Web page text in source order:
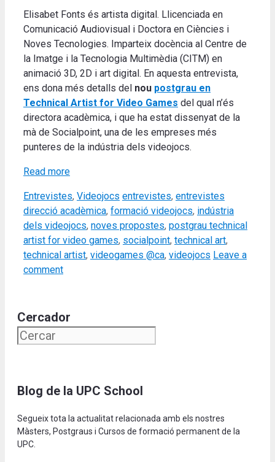
Elisabet Fonts és artista digital. Llicenciada en
Comunicació Audiovisual i Doctora en Ciències i
Noves Tecnologies. Imparteix docència al Centre de
la Imatge i la Tecnologia Multimèdia (CITM) en
animació 3D, 2D i art digital. En aquesta entrevista,
ens dona més detalls del nou postgrau en
Technical Artist for Video Games del qual n’és
directora acadèmica, i que ha estat dissenyat de la
mà de Socialpoint, una de les empreses més
punteres de la indústria dels videojocs.
Read more
Categories
Entrevistes, Videojocs Tags
entrevistes, entrevistes
direcció acadèmica, formació videojocs, indústria
dels videojocs, noves propostes, postgrau technical
artist for video games, socialpoint, technical art,
technical artist, videogames @ca, videojocs Leave a
comment
Cercador
Blog de la UPC School
Segueix tota la actualitat relacionada amb els nostres
Màsters, Postgraus i Cursos de formació permanent de la
UPC.